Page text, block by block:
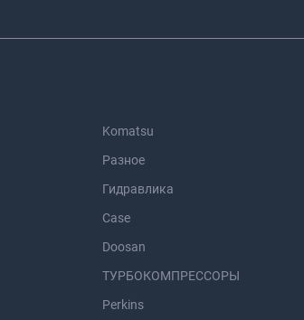
Komatsu
Разное
Гидравлика
Case
Doosan
ТУРБОКОМПРЕССОРЫ
Perkins